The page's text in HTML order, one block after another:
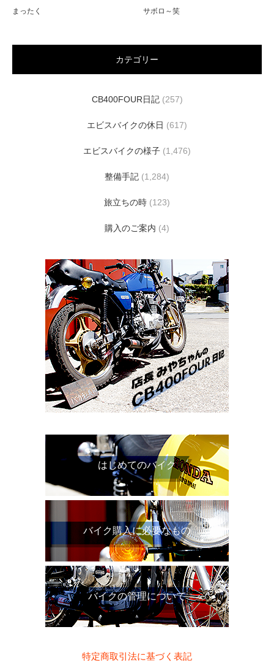
まったく サボロ～笑
カテゴリー
CB400FOUR日記(257)
エビスバイクの休日 (617)
エビスバイクの様子 (1,476)
整備手記 (1,284)
旅立ちの時 (123)
購入のご案内 (4)
はじめてのバイク
バイク購入に必要なもの
バイクの管理について
特定商取引法に基づく表記